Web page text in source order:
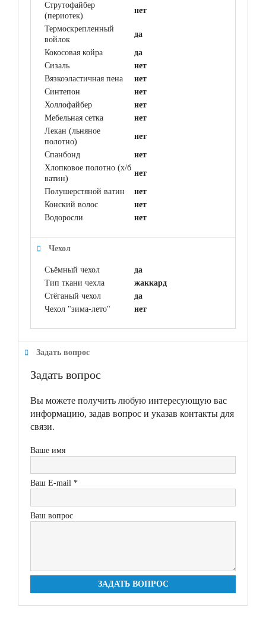
Струтофайбер
(периотек)
нет
Термоскрепленный
войлок
да
Кокосовая койра
да
Сизаль
нет
Вязкоэластичная пена
нет
Синтепон
нет
Холлофайбер
нет
Мебельная сетка
нет
Лекан (льняное
полотно)
нет
Спанбонд
нет
Хлопковое полотно (х/б
ватин)
нет
Полушерстяной ватин
нет
Конский волос
нет
Водоросли
нет
Чехол
Съёмный чехол
да
Тип ткани чехла
жаккард
Стёганый чехол
да
Чехол "зима-лето"
нет
Задать вопрос
Задать вопрос
Вы можете получить любую интересующую вас
информацию, задав вопрос и указав контакты для
связи.
Ваше имя
Ваш E-mail *
Ваш вопрос
ЗАДАТЬ ВОПРОС